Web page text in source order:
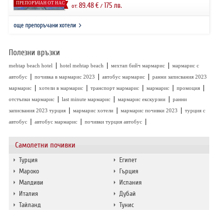
Самолетни почивки
Турция
Египет
Мароко
Гърция
Малдиви
Испания
Италия
Дубай
Тайланд
Тунис
ПРЕПОРЪЧАН ОТ НАС от: 89.48€/ 175 лв.
още препоръчани хотели
Полезни връзки
mehtap beach hotel | hotel mehtap beach | мехтап бийч мармарис | мармарис с
автобус | почивка в мармарис 2023 | автобус мармарис | ранни записвания 2023
мармарис | хотели в мармарис | транспорт мармарис | мармарис | промоция |
отстъпки мармарис | last minute мармарис | мармарис екскурзии | ранни
записвания 2023 турция | мармарис хотели | мармарис почивки 2023 | турция с
автобус | автобус мармарис | почивки турция автобус |